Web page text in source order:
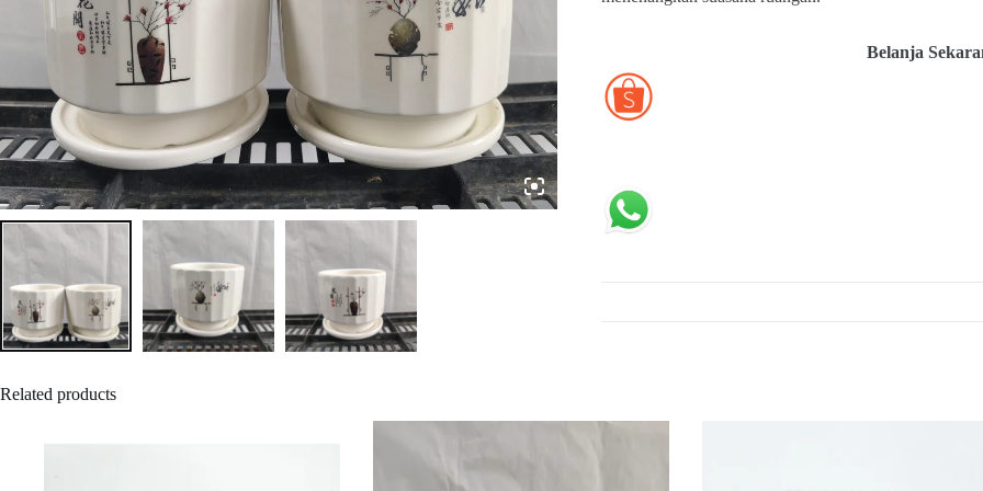
Belanja
Related products